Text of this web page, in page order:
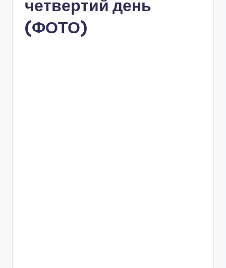
четвертий день
(ФОТО)